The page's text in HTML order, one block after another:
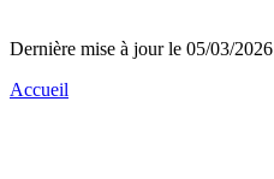
Dernière mise à jour le 05/03/2026
Accueil